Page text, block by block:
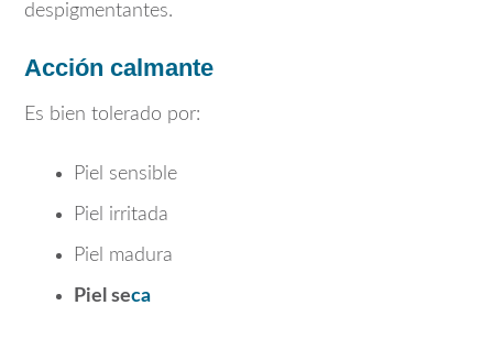
despigmentantes.
Acción calmante
Es bien tolerado por:
Piel sensible
Piel irritada
Piel madura
Piel seca